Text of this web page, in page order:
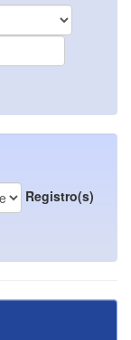
Registro(s)